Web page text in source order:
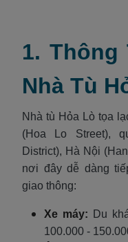
1. Thông
Nhà Tù
Nhà tù Hỏa Lò tọa
(Hoa Lo Street),
District), Hà Nội
nơi đây dễ dàng
giao thông:
Xe máy: Du
100.000 -